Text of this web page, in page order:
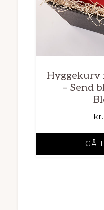
Hyggekurv
– Send
kr.
GÅ